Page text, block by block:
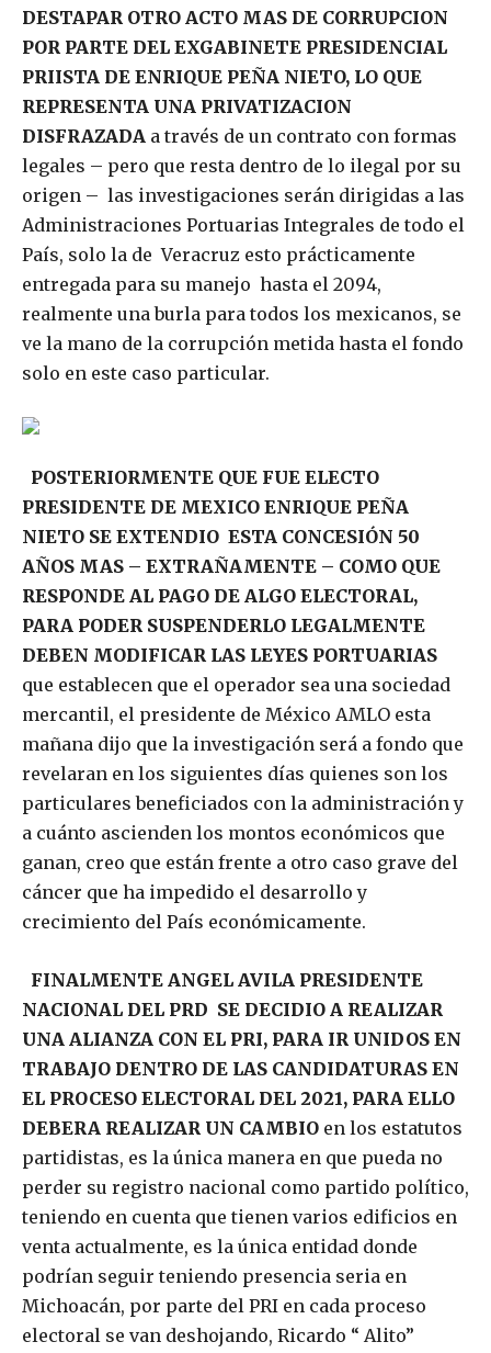
DESTAPAR OTRO ACTO MAS DE CORRUPCION
POR PARTE DEL EXGABINETE PRESIDENCIAL
PRIISTA DE ENRIQUE PEÑA NIETO, LO QUE
REPRESENTA UNA PRIVATIZACION
DISFRAZADA a través de un contrato con formas
legales – pero que resta dentro de lo ilegal por su
origen – las investigaciones serán dirigidas a las
Administraciones Portuarias Integrales de todo el
País, solo la de Veracruz esto prácticamente
entregada para su manejo hasta el 2094,
realmente una burla para todos los mexicanos, se
ve la mano de la corrupción metida hasta el fondo
solo en este caso particular.
POSTERIORMENTE QUE FUE ELECTO
PRESIDENTE DE MEXICO ENRIQUE PEÑA
NIETO SE EXTENDIO ESTA CONCESIÓN 50
AÑOS MAS – EXTRAÑAMENTE – COMO QUE
RESPONDE AL PAGO DE ALGO ELECTORAL,
PARA PODER SUSPENDERLO LEGALMENTE
DEBEN MODIFICAR LAS LEYES PORTUARIAS
que establecen que el operador sea una sociedad
mercantil, el presidente de México AMLO esta
mañana dijo que la investigación será a fondo que
revelaran en los siguientes días quienes son los
particulares beneficiados con la administración y
a cuánto ascienden los montos económicos que
ganan, creo que están frente a otro caso grave del
cáncer que ha impedido el desarrollo y
crecimiento del País económicamente.
FINALMENTE ANGEL AVILA PRESIDENTE
NACIONAL DEL PRD SE DECIDIO A REALIZAR
UNA ALIANZA CON EL PRI, PARA IR UNIDOS EN
TRABAJO DENTRO DE LAS CANDIDATURAS EN
EL PROCESO ELECTORAL DEL 2021, PARA ELLO
DEBERA REALIZAR UN CAMBIO en los estatutos
partidistas, es la única manera en que pueda no
perder su registro nacional como partido político,
teniendo en cuenta que tienen varios edificios en
venta actualmente, es la única entidad donde
podrían seguir teniendo presencia seria en
Michoacán, por parte del PRI en cada proceso
electoral se van deshojando, Ricardo “ Alito”